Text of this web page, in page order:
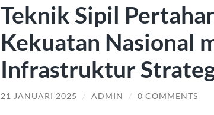
Teknik Sipil
Kekuatan Nasional
Infrastruktur
21 JANUARI 2025 / ADMIN / 0 COMMENTS